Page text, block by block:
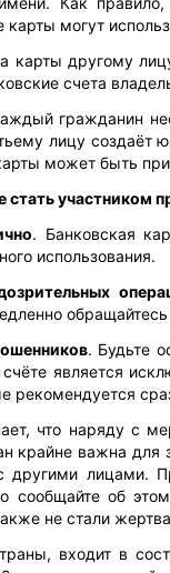
карты могут
карты другому
счета
гражданин
лицу создаёт
может быть
стать участником
. Банковская
использования.
. Будьте
является
рекомендуется
что наряду с
крайне важна
лицами.
сообщайте об
не стали
входит в